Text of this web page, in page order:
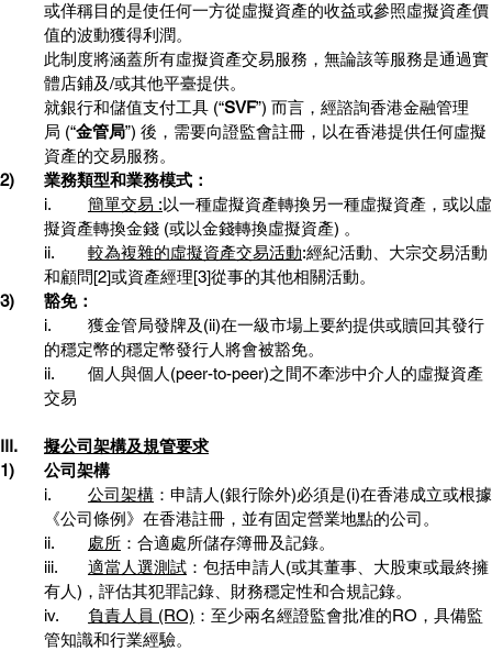
或佯稱目的是使任何一方從虛擬資產的收益或參照虛擬資產價
值的波動獲得利潤。
此制度將涵蓋所有虛擬資產交易服務，無論該等服務是通過實
體店鋪及/或其他平臺提供。
就銀行和儲值支付工具 (“SVF”) 而言，經諮詢香港金融管理
局 (“金管局”) 後，需要向證監會註冊，以在香港提供任何虛擬
資產的交易服務。
2)	業務類型和業務模式：
簡單交易 :以一種虛擬資產轉換另一種虛擬資產，或以虛
擬資產轉換金錢 (或以金錢轉換虛擬資產) 。
較為複雜的虛擬資產交易活動:經紀活動、大宗交易活動
和顧問[2]或資產經理[3]從事的其他相關活動。
3)	豁免：
i.	獲金管局發牌及(ii)在一級市場上要約提供或贖回其發行
的穩定幣的穩定幣發行人將會被豁免。
ii.	個人與個人(peer-to-peer)之間不牽涉中介人的虛擬資產
交易
擬公司架構及規管要求
1)	公司架構
公司架構 ：申請人(銀行除外)必須是(i)在香港成立或根據
《公司條例》在香港註冊，並有固定營業地點的公司。
處所 ：合適處所儲存簿冊及記錄。
適當人選測試 ：包括申請人(或其董事、大股東或最終擁
有人)，評估其犯罪記錄、財務穩定性和合規記錄。
負責人員 (RO) ：至少兩名經證監會批准的RO，具備監
管知識和行業經驗。